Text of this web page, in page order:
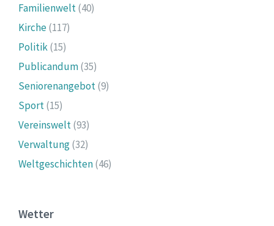
Familienwelt(40)
Kirche(117)
Politik(15)
Publicandum(35)
Seniorenangebot(9)
Sport(15)
Vereinswelt(93)
Verwaltung(32)
Weltgeschichten(46)
Wetter